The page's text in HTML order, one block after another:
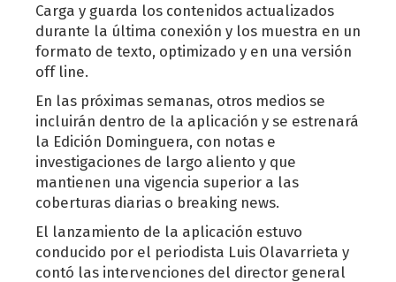
Carga y guarda los contenidos actualizados
durante la última conexión y los muestra en un
formato de texto, optimizado y en una versión
off line.
En las próximas semanas, otros medios se
incluirán dentro de la aplicación y se estrenará
la Edición Dominguera, con notas e
investigaciones de largo aliento y que
mantienen una vigencia superior a las
coberturas diarias o breaking news.
El lanzamiento de la aplicación estuvo
conducido por el periodista Luis Olavarrieta y
contó las intervenciones del director general